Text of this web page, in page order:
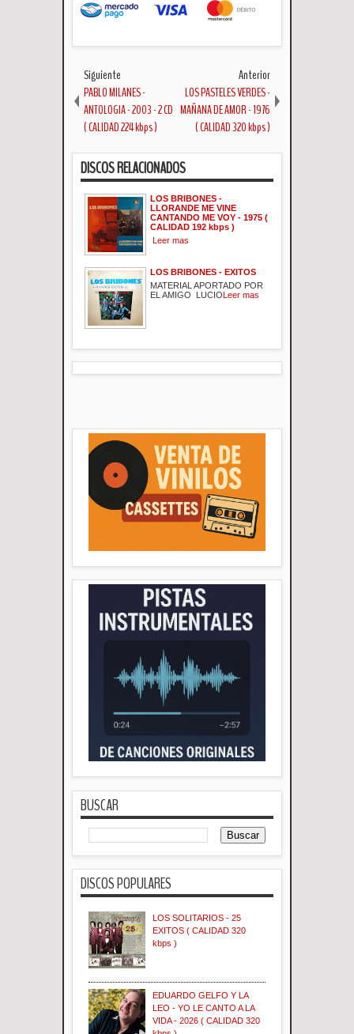
Siguiente
PABLO MILANES -
ANTOLOGIA - 2003 - 2 CD
( CALIDAD 224 kbps )
Anterior
LOS PASTELES VERDES -
MAÑANA DE AMOR - 1976
( CALIDAD 320 kbps )
DISCOS RELACIONADOS
LOS BRIBONES -
LLORANDE ME VINE
CANTANDO ME VOY - 1975 (
CALIDAD 192 kbps )
Leer mas
LOS BRIBONES - EXITOS
MATERIAL APORTADO POR
EL AMIGO LUCIOLeer mas
BUSCAR
DISCOS POPULARES
LOS SOLITARIOS - 25
EXITOS ( CALIDAD 320
kbps )
EDUARDO GELFO Y LA
LEO - YO LE CANTO A LA
VIDA - 2026 ( CALIDAD 320